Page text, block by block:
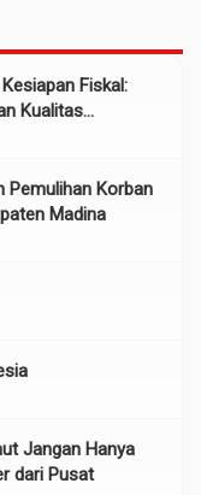
Fiskal:
Kualitas
Pemulihan Korban
Madina
Jangan Hanya
dari Pusat